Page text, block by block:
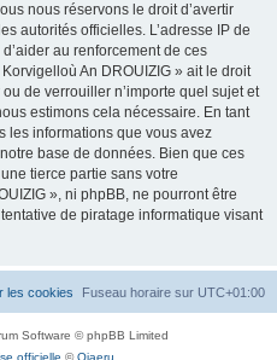
nous réservons le droit d’avertir
autorités officielles. L’adresse IP de
au renforcement de ces
An DROUIZIG » ait le droit
de verrouiller n’importe quel sujet et
estimons cela nécessaire. En tant
les informations que vous avez
base de données. Bien que ces
tierce partie sans votre
», ni phpBB, ne pourront être
de piratage informatique visant
Fuseau horaire sur UTC+01:00
les cookies
Software © phpBB Limited
officielle ©Qiaeru